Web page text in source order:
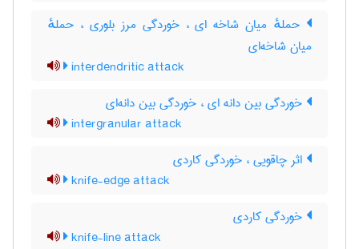
حملهٔ میان شاخه ای ، خوردگی مرز بلوری ، حملهٔ
میان شاخه‌ای
interdendritic attack
خوردگی بین دانه ای ، خوردگی بین دانه‌ای
intergranular attack
اثر چاقویی ، خوردگی کاردی
knife-edge attack
خوردگی کاردی
knife-line attack